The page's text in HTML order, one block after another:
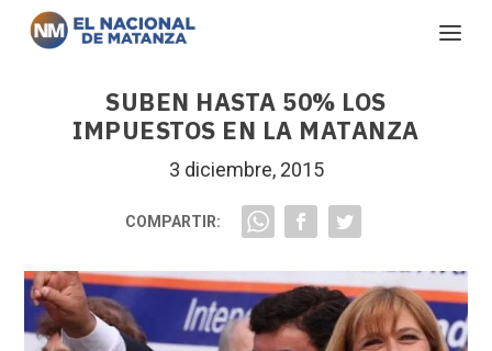
SUBEN HASTA 50% LOS
IMPUESTOS EN LA MATANZA
3 diciembre, 2015
COMPARTIR: